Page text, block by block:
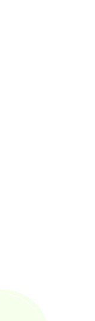
開催します。 早く
し込みはいますぐ！
20:00~20:30と、土
無理なく参加できま
月3日まで！ 火曜ク
時間や場所が違い
にて終了し、埼玉県
講日程などについ
ます。
新クラスも開講し
定員に達したクラス
し込みはお早めに